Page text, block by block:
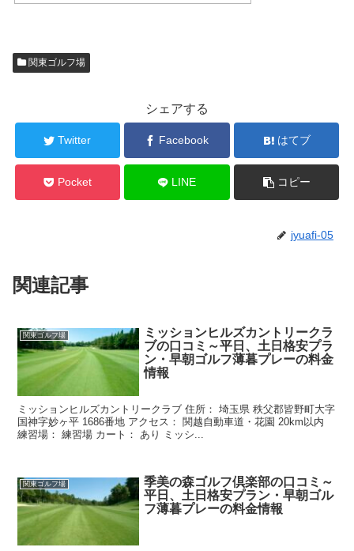
関東ゴルフ場
シェアする
Twitter Facebook はてブ
Pocket LINE コピー
jyuafi-05
関連記事
関東ゴルフ場
ミッションヒルズカントリークラ
ブの口コミ～平日、土日格安プラ
ン・早朝ゴルフ薄暮プレーの料金
情報
ミッションヒルズカントリークラブ 住所： 埼玉県 秩父郡皆野町大字
国神字妙ヶ平 1686番地 アクセス： 関越自動車道・花園 20km以内
練習場： 練習場 カート： あり ミッシ...
関東ゴルフ場
季美の森ゴルフ倶楽部の口コミ～
平日、土日格安プラン・早朝ゴル
フ薄暮プレーの料金情報